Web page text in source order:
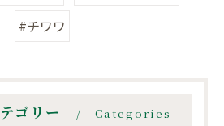
#チワワ
ゴリー Categories